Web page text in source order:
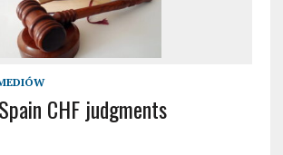
CHF judgments